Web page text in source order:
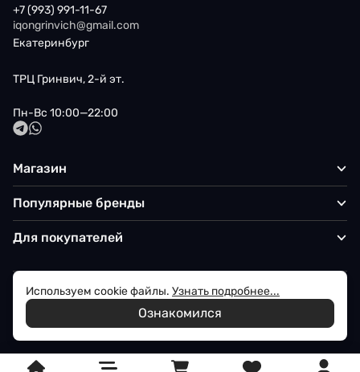
+7 (993) 991-11-67
iqongrinvich@gmail.com
Екатеринбург
ТРЦ Гринвич, 2-й эт.
Пн-Вс 10:00—22:00
Магазин
Популярные бренды
Для покупателей
© 2026 Iqon - Магазин вашего стиля
Политика обработки персональных данных
Используем cookie файлы. Узнать подробнее...
Ознакомился